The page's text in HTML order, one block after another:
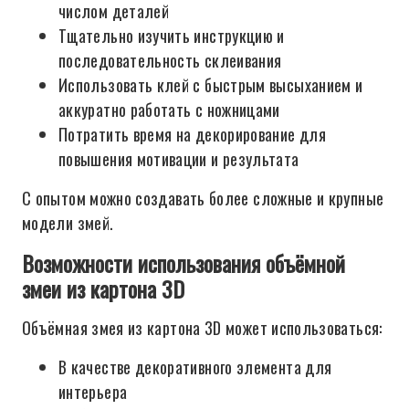
числом деталей
Тщательно изучить инструкцию и
последовательность склеивания
Использовать клей с быстрым высыханием и
аккуратно работать с ножницами
Потратить время на декорирование для
повышения мотивации и результата
С опытом можно создавать более сложные и крупные
модели змей.
Возможности использования объёмной
змеи из картона 3D
Объёмная змея из картона 3D может использоваться:
В качестве декоративного элемента для
интерьера